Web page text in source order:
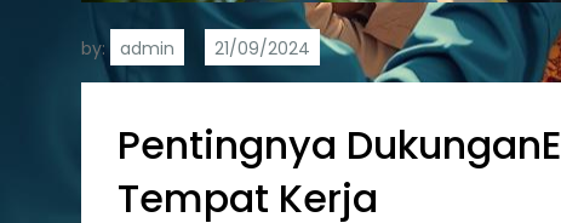
by: admin
Pentingnya
Tempat Kerja